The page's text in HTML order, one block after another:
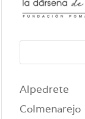
Alpedrete
Colmenarejo